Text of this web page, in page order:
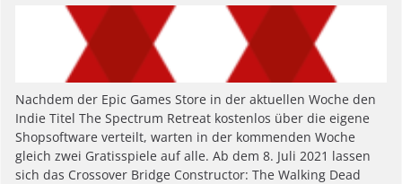
Nachdem der Epic Games Store in der aktuellen Woche den
Indie Titel The Spectrum Retreat kostenlos über die eigene
Shopsoftware verteilt, warten in der kommenden Woche
gleich zwei Gratisspiele auf alle. Ab dem 8. Juli 2021 lassen
sich das Crossover Bridge Constructor: The Walking Dead